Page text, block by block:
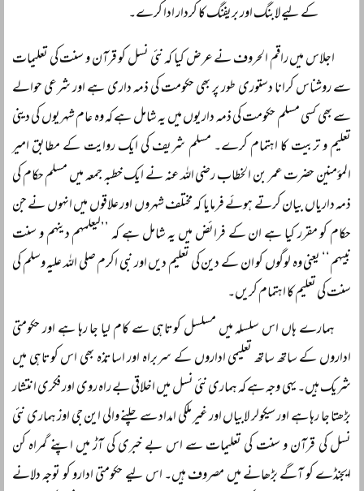
کے لیے لابنگ اور بریفنگ کا کردار ادا کرے۔
اجلاس میں راقم الحروف نے عرض کیا کہ نئی نسل کو قرآن و سنت کی تعلیمات
سے روشناس کرانا دستوری طور پر بھی حکومت کی ذمہ داری ہے اور شرعی حوالے
سے بھی کسی مسلم حکومت کی ذمہ داریوں میں یہ شامل ہے کہ وہ عام شہریوں کی دینی
تعلیم و تربیت کا اہتمام کرے۔ مسلم شریف کی ایک روایت کے مطابق امیر
المؤمنین حضرت عمر بن الخطاب رضی اللہ عنہ نے ایک خطبہ جمعہ میں مسلم حکام کی
ذمہ داریاں بیان کرتے ہوئے فرمایا کہ مختلف شہروں اور علاقوں میں انہوں نے جن
حکام کو مقرر کیا ہے ان کے فرائض میں یہ شامل ہے کہ ’’لیعلمہم دینہم و سنت
نبیہم‘‘ یعنی وہ لوگوں کو ان کے دین کی تعلیم دیں اور نبی اکرم صلی اللہ علیہ وسلم کی
سنت کی تعلیم کا اہتمام کریں۔
ہمارے ہاں اس سلسلہ میں مسلسل کوتاہی سے کام لیا جا رہا ہے اور حکومتی
اداروں کے ساتھ ساتھ تعلیمی اداروں کے سربراہ اور اساتذہ بھی اس کوتاہی میں
شریک ہیں۔ یہی وجہ ہے کہ ہماری نئی نسل میں اخلاقی بے راہ روی اور فکری انتشار
بڑھتا جا رہا ہے اور سیکولر لابیاں اور غیر ملکی امداد سے چلنے والی این جی اوز ہماری نئی
نسل کی قرآن و سنت کی تعلیمات سے اس بے خبری کی آڑ میں اپنے گمراہ کن
ایجنڈے کو آگے بڑھانے میں مصروف ہیں۔ اس لیے حکومتی ادارو کو توجہ دلانے